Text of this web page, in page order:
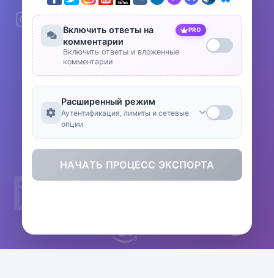
Включить ответы на
комментарии
PRO
Включить ответы и вложенные
комментарии
Расширенный режим
Аутентификация, лимиты и сетевые
опции
НАЧАТЬ ПРОЦЕСС ЭКСПОРТА